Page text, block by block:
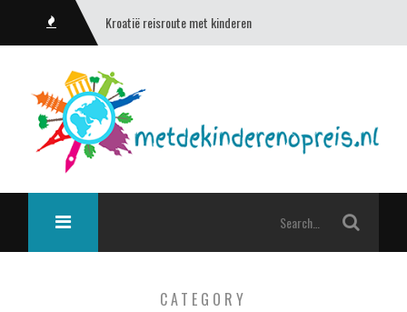
Kroatië reisroute met kinderen
CATEGORY